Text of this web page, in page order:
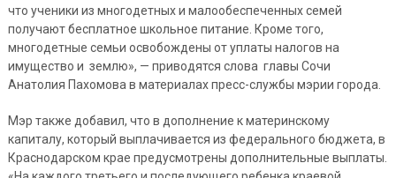
что ученики из многодетных и малообеспеченных семей
получают бесплатное школьное питание. Кроме того,
многодетные семьи освобождены от уплаты налогов на
имущество и землю», — приводятся слова главы Сочи
Анатолия Пахомова в материалах пресс-службы мэрии города.
Мэр также добавил, что в дополнение к материнскому
капиталу, который выплачивается из федерального бюджета, в
Краснодарском крае предусмотрены дополнительные выплаты.